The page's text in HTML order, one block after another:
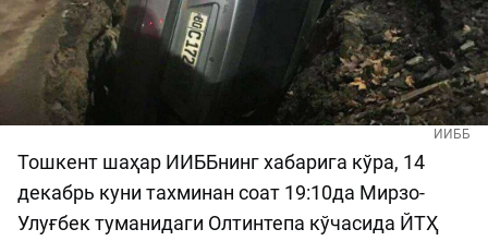
ИИББ
Тошкент шаҳар ИИББнинг хабарига кўра, 14
декабрь куни тахминан соат 19:10да Мирзо-
Улуғбек туманидаги Олтинтепа кўчасида ЙТҲ